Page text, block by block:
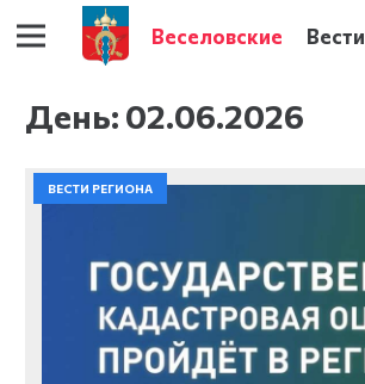
Веселовские Вести
День: 02.06.2026
ВЕСТИ РЕГИОНА